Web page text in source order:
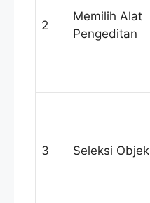
2
Memilih Alat
Pengeditan
3 Seleksi Objek